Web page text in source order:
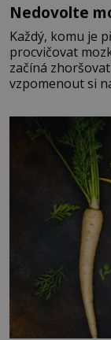
Nedovolte
Každý, komu je
procvičovat
začíná
vzpomenout si
Je to opravdu
rozhodla